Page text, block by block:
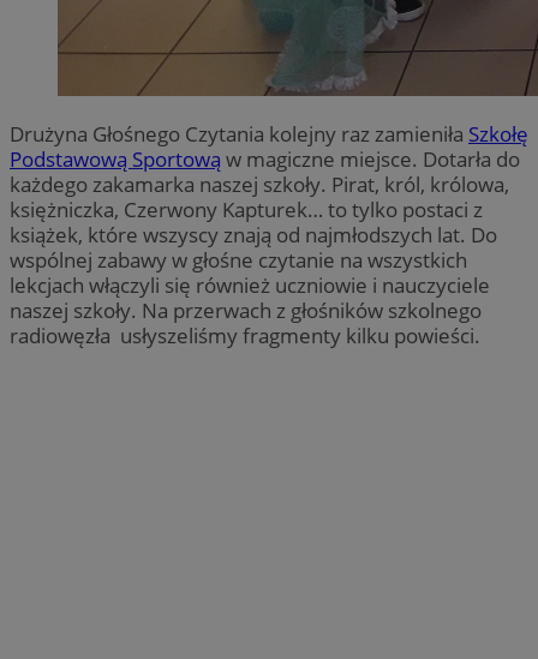
Drużyna Głośnego Czytania kolejny raz zamieniła Szkołę
Podstawową Sportową w magiczne miejsce. Dotarła do
każdego zakamarka naszej szkoły. Pirat, król, królowa,
księżniczka, Czerwony Kapturek… to tylko postaci z
książek, które wszyscy znają od najmłodszych lat. Do
wspólnej zabawy w głośne czytanie na wszystkich
lekcjach włączyli się również uczniowie i nauczyciele
naszej szkoły. Na przerwach z głośników szkolnego
radiowęzła usłyszeliśmy fragmenty kilku powieści.